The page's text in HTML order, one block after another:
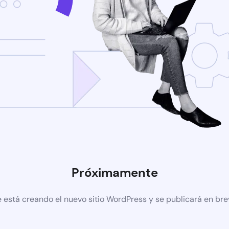
Próximamente
está creando el nuevo sitio WordPress y se publicará en